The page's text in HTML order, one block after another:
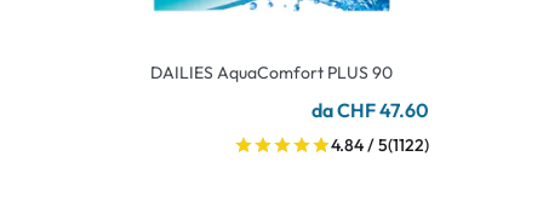
DAILIES AquaComfort PLUS 90
da CHF 47.60
4.84 / 5(1122)